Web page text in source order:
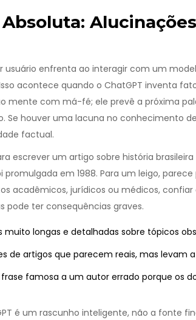
enfrenta ao interagir com um
acontece quando o ChatGPT inventa
mente com má-fé; ele prevê a próxima
Se houver uma lacuna no conhecimento
factual.
escrever um artigo sobre história
em 1988. Para um leigo,
acadêmicos, jurídicos ou médicos,
pode ter consequências graves.
muito longas e detalhadas sobre tópicos
de artigos que parecem reais, mas levam
famosa a um autor errado porque os
é um rascunho inteligente, não a fonte